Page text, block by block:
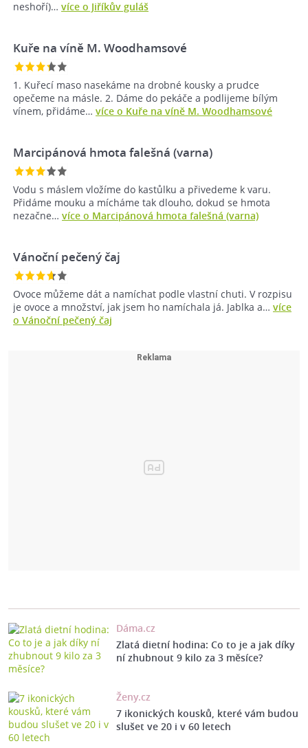
neshoří)… více o Jiříkův guláš
Kuře na víně M. Woodhamsové
1. Kuřecí maso nasekáme na drobné kousky a prudce
opečeme na másle. 2. Dáme do pekáče a podlijeme bílým
vínem, přidáme… více o Kuře na víně M. Woodhamsové
Marcipánová hmota falešná (varna)
Vodu s máslem vložíme do kastůlku a přivedeme k varu.
Přidáme mouku a mícháme tak dlouho, dokud se hmota
nezačne… více o Marcipánová hmota falešná (varna)
Vánoční pečený čaj
Ovoce můžeme dát a namíchat podle vlastní chuti. V rozpisu
je ovoce a množství, jak jsem ho namíchala já. Jablka a… více
o Vánoční pečený čaj
Dáma.cz
Zlatá dietní hodina: Co to je a jak díky
ní zhubnout 9 kilo za 3 měsíce?
Ženy.cz
7 ikonických kousků, které vám budou
slušet ve 20 i v 60 letech